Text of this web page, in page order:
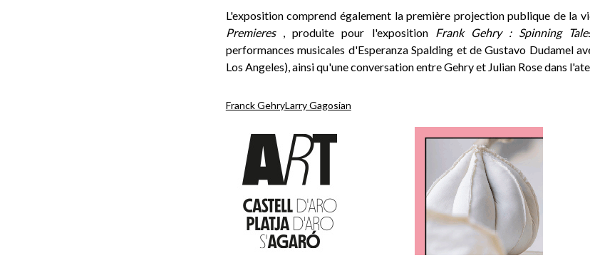
L'exposition comprend également la première projection publique de la
Premieres, produite pour l'exposition Frank Gehry : Spinning
performances musicales d'Esperanza Spalding et de Gustavo Dudamel
Los Angeles), ainsi qu'une conversation entre Gehry et Julian Rose dans
Franck GehryLarry Gagosian